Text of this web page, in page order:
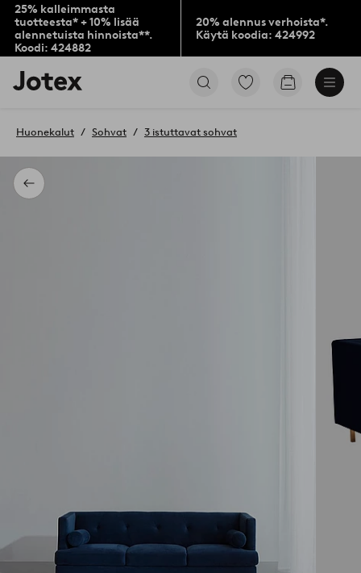
25% kalleimmasta
tuotteesta* + 10% lisää
alennetuista hinnoista**.
Koodi: 424882
20% alennus verhoista*.
Käytä koodia: 424992
Jotex-
logo
aloitussivulle
Siirry
Siirry
Takaisin
Huonekalut Sohvat 3 istuttavat sohvat